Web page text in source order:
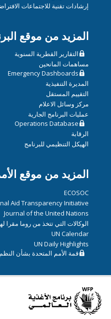
إرشادات تقنية للاجتماعات
المزيد من موقع
التقارير القطرية السنوية
مساهمات المانحين
Emergency Dashboards
المديرة التنفيذية
التقييم المستقل
مركز وسائل الاعلام
عمليات البرنامج الجارية
Operations Database
الرقابة
الهيكل التنظيمي للبرنامج
المزيد من موقع
ECOSOC
Aid Transparency Initiative
Journal of the United Nations
الوكالات التي تتخذ من روما مقرا
UN Calendar
UN Daily Highlights
قمة الأمم المتحدة بشأن النظم